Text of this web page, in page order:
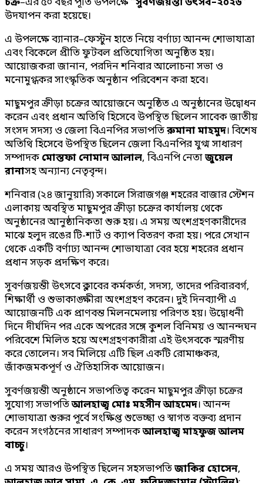
উদযাপন করা হয়েছে।
এ উপলক্ষে ব্যানার–ফেস্টুন হাতে নিয়ে বর্ণাঢ্য আনন্দ শোভাযাত্রা
এবং বিকেলে প্রীতি ফুটবল প্রতিযোগিতা অনুষ্ঠিত হয়।
আয়োজকরা জানান, পরদিন শনিবার আলোচনা সভা ও
মনোমুগ্ধকর সাংস্কৃতিক অনুষ্ঠান পরিবেশন করা হবে।
মাছুমপুর ক্রীড়া চক্রের আয়োজনে অনুষ্ঠিত এ অনুষ্ঠানের উদ্বোধন
করেন এবং প্রধান অতিথি হিসেবে উপস্থিত ছিলেন সাবেক জাতীয়
সংসদ সদস্য ও জেলা বিএনপির সভাপতিরুমানা মাহমুদ। বিশেষ
অতিথি হিসেবে উপস্থিত ছিলেন জেলা বিএনপির যুগ্ম সাধারণ
সম্পাদক মোস্তফা নোমান আলাল, বিএনপি নেতাজুয়েল
রানাসহ অন্যান্য নেতৃবৃন্দ।
শনিবার (২৪ জানুয়ারি) সকালে সিরাজগঞ্জ শহরের বাজার স্টেশন
এলাকায় অবস্থিত মাছুমপুর ক্রীড়া চক্রের কার্যালয় থেকে
অনুষ্ঠানের আনুষ্ঠানিকতা শুরু হয়। এ সময় অংশগ্রহণকারীদের
মাঝে হলুদ রঙের টি-শার্ট ও ক্যাপ বিতরণ করা হয়। পরে সেখান
থেকে একটি বর্ণাঢ্য আনন্দ শোভাযাত্রা বের হয়ে শহরের প্রধান
প্রধান সড়ক প্রদক্ষিণ করে।
সুবর্ণজয়ন্তী উৎসবে ক্লাবের কর্মকর্তা, সদস্য, তাদের পরিবারবর্গ,
শিক্ষার্থী ও শুভাকাঙ্ক্ষীরা অংশগ্রহণ করেন। দুই দিনব্যাপী এ
আয়োজনটি এক প্রাণবন্ত মিলনমেলায় পরিণত হয়। উদ্বোধনী
দিনে দীর্ঘদিন পর একে অপরের সঙ্গে কুশল বিনিময় ও আনন্দঘন
পরিবেশে মিলিত হয়ে অংশগ্রহণকারীরা এই উৎসবকে স্মরণীয়
করে তোলেন। সব মিলিয়ে এটি ছিল একটি রোমাঞ্চকর,
জাঁকজমকপূর্ণ ও ঐতিহাসিক আয়োজন।
সুবর্ণজয়ন্তী অনুষ্ঠানে সভাপতিত্ব করেন মাছুমপুর ক্রীড়া চক্রের
সুযোগ্য সভাপতিআলহাজ্ব মোঃ মহসীন আহমেদ। আনন্দ
শোভাযাত্রা শুরুর পূর্বে সংক্ষিপ্ত শুভেচ্ছা ও স্বাগত বক্তব্য প্রদান
করেন সংগঠনের সাধারণ সম্পাদকআলহাজ্ব মাহফুজ আলম
বাচ্চু।
এ সময় আরও উপস্থিত ছিলেন সহসভাপতিজাকির হোসেন,